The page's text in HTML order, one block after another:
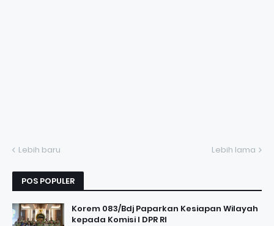
Lebih baru Lebih lama
POS POPULER
Korem 083/Bdj Paparkan Kesiapan Wilayah
kepada Komisi I DPR RI